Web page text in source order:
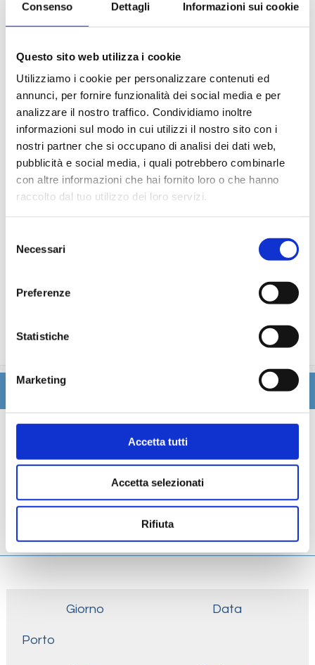
Consenso Dettagli Informazioni sui cookie
Questo sito web utilizza i cookie
Utilizziamo i cookie per personalizzare contenuti ed
annunci, per fornire funzionalità dei social media e per
analizzare il nostro traffico. Condividiamo inoltre
informazioni sul modo in cui utilizzi il nostro sito con i
nostri partner che si occupano di analisi dei dati web,
pubblicità e social media, i quali potrebbero combinarle
con altre informazioni che hai fornito loro o che hanno
raccolto dal tuo utilizzo dei loro servizi.
delNecessari
Preferenze
Statistiche
Marketing
Accetta tutti
Accetta selezionati
Rifiuta
Le quote di servizio (mance)
Il trattamento di pensione completa a bordo (colazione,
Bevande a dispenser, serata di Gala con menù
La partecipazione a tutte le attività di animazione
(giochi, concorsi, tornei, feste, serate a tema).
Gli spettacoli musicali o di cabaret nel teatro di bordo, i
balli e le feste in programma tutte le sere durante la
crociera.
L'utilizzo di tutte le attrezzature della nave: piscine,
lettini, teli mare, palestra, vasche idromassaggio,
biblioteca, discoteca.
Le bevande, le escursioni a terra nel corso della crociera,
Tasse portuali
trattamenti estetici, medico, navigazione internet,
lavanderia).
Scheda tecnica
Galleria
Cabine
Ponti
Giorno Data
Porto